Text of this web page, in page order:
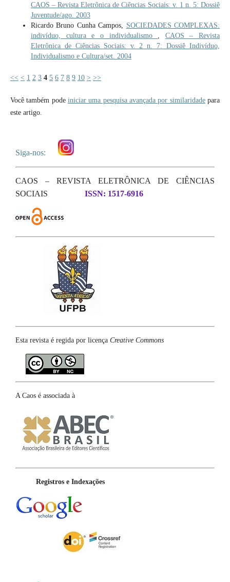
CAOS – Revista Eletrônica de Ciências Sociais: v. 1 n. 5: Dossiê
Juventude/ago. 2003
Ricardo Bruno Cunha Campos, SOCIEDADES COMPLEXAS:
indivíduo, cultura e o individualismo
CAOS – Revista
Eletrônica de Ciências Sociais: v. 2 n. 7: Dossiê Indivíduo,
Individualismo e Cultura/set. 2004
<< < 1 2 3 4 5 6 7 8 9 10 > >>
Você também pode iniciar uma pesquisa avançada por similaridadepara
este artigo.
Siga-nos:
CAOS – REVISTA ELETRÔNICA DE CIÊNCIAS
SOCIAIS
ISSN: 1517-6916
Esta revista é regida por licença Creative Commons
A Caos é associada à
Registros e Indexações